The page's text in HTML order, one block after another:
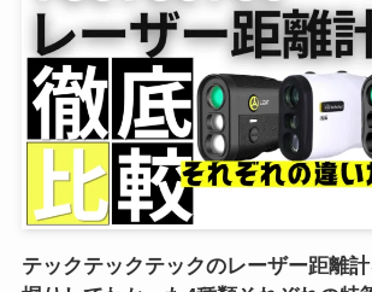
テックテックテックのレーザー距離